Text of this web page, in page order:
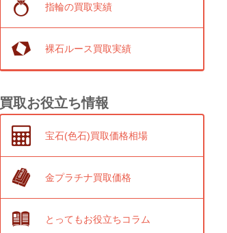
指輪の買取実績
裸石ルース買取実績
買取お役立ち情報
宝石(色石)買取価格相場
金プラチナ買取価格
とってもお役立ちコラム